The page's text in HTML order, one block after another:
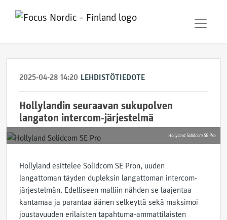
2025-04-28 14:20 LEHDISTÖTIEDOTE
Hollylandin seuraavan sukupolven
langaton intercom-järjestelmä
Hollyland Solidcom SE Pro
Hollyland esittelee Solidcom SE Pron, uuden
langattoman täyden dupleksin langattoman intercom-
järjestelmän. Edelliseen malliin nähden se laajentaa
kantamaa ja parantaa äänen selkeyttä sekä maksimoi
joustavuuden erilaisten tapahtuma-ammattilaisten